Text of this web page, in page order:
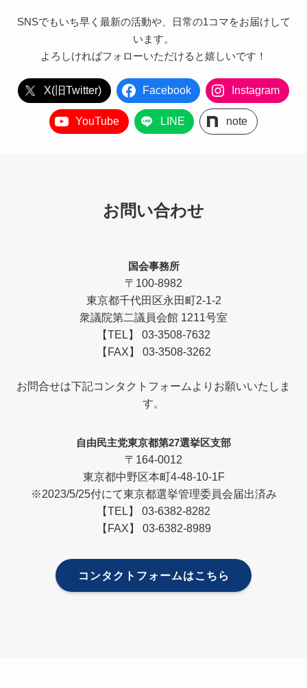
SNSでもいち早く最新の活動や、日常の1コマをお届けして
います。
よろしければフォローいただけると嬉しいです！
X(旧Twitter) Facebook Instagram
YouTube LINE note
お問い合わせ
国会事務所
〒100-8982
東京都千代田区永田町2-1-2
衆議院第二議員会館 1211号室
【TEL】 03-3508-7632
【FAX】 03-3508-3262
お問合せは下記コンタクトフォームよりお願いいたしま
す。
自由民主党東京都第27選挙区支部
〒164-0012
東京都中野区本町4-48-10-1F
※2023/5/25付にて東京都選挙管理委員会届出済み
【TEL】 03-6382-8282
【FAX】 03-6382-8989
コンタクトフォームはこちら